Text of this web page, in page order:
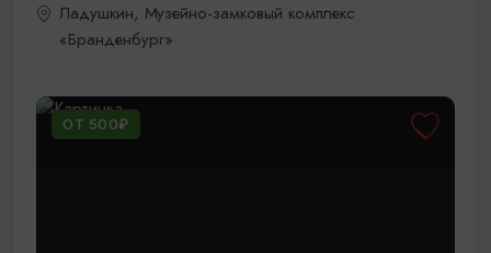
Ладушкин, Музейно-замковый комплекс
«Бранденбург»
ОТ 500₽